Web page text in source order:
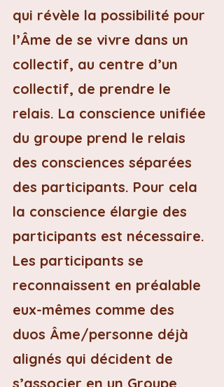
qui révèle la possibilité pour
l’Âme de se vivre dans un
collectif, au centre d’un
collectif, de prendre le
relais. La conscience unifiée
du groupe prend le relais
des consciences séparées
des participants. Pour cela
la conscience élargie des
participants est nécessaire.
Les participants se
reconnaissent en préalable
eux-mêmes comme des
duos Âme/personne déjà
alignés qui décident de
s’associer en un Groupe